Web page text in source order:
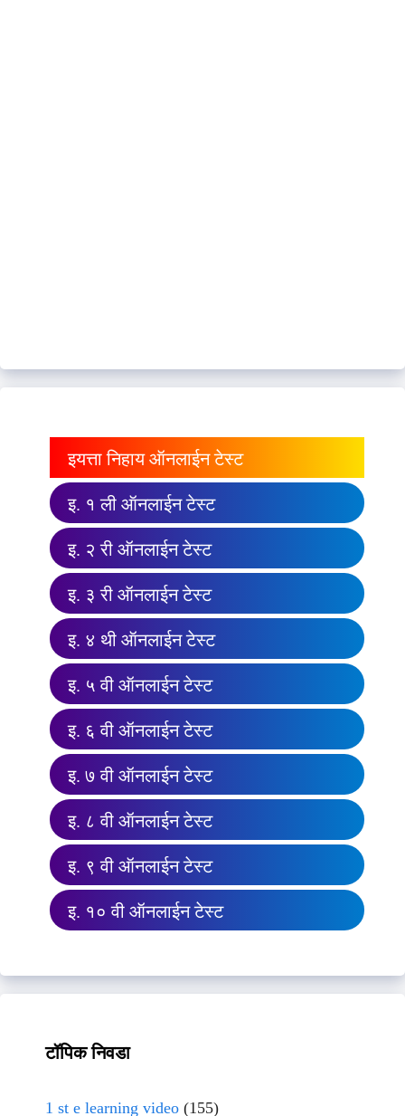
इयत्ता निहाय ऑनलाईन टेस्ट
इ. १ ली ऑनलाईन टेस्ट
इ. २ री ऑनलाईन टेस्ट
इ. ३ री ऑनलाईन टेस्ट
इ. ४ थी ऑनलाईन टेस्ट
इ. ५ वी ऑनलाईन टेस्ट
इ. ६ वी ऑनलाईन टेस्ट
इ. ७ वी ऑनलाईन टेस्ट
इ. ८ वी ऑनलाईन टेस्ट
इ. ९ वी ऑनलाईन टेस्ट
इ. १० वी ऑनलाईन टेस्ट
टॉपिक निवडा
1 st e learning video (155)